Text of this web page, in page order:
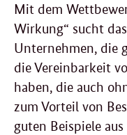
Mit dem
Wirkung“ sucht
Unternehmen, die
die Vereinbarkeit
haben, die auch
zum Vorteil von
guten Beispiele